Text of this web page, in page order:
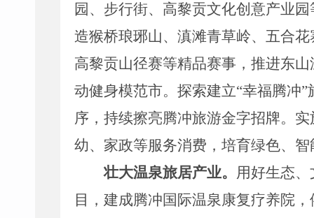
园、步行街、高黎贡文化创意产业
造猴桥琅琊山、滇滩青草岭、 五合花
高黎贡山径赛等精品赛事， 推进东山
动健身模范市。探索建立“幸福腾冲”
序， 持续擦亮腾冲旅游金字招牌。实
幼、家政等服务消费，培育绿色、
壮大温泉旅居产业。 用好生态
目，建成腾冲国际温泉康复疗养院，